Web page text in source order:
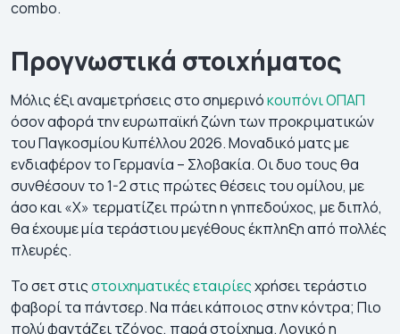
combo.
Προγνωστικά στοιχήματος
Μόλις έξι αναμετρήσεις στο σημερινόκουπόνι ΟΠΑΠ
όσον αφορά την ευρωπαϊκή ζώνη των προκριματικών
του Παγκοσμίου Κυπέλλου 2026. Μοναδικό ματς με
ενδιαφέρον το Γερμανία – Σλοβακία. Οι δυο τους θα
συνθέσουν το 1-2 στις πρώτες θέσεις του ομίλου, με
άσο και «Χ» τερματίζει πρώτη η γηπεδούχος, με διπλό,
θα έχουμε μία τεράστιου μεγέθους έκπληξη από πολλές
πλευρές.
Το σετ στιςστοιχηματικές εταιρίεςχρήσει τεράστιο
φαβορί τα πάντσερ. Να πάει κάποιος στην κόντρα; Πιο
πολύ φαντάζει τζόγος, παρά στοίχημα. Λογικό η